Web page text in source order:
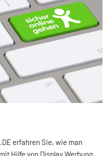
erfahren Sie, wie man
Hilfe von Display Werbung